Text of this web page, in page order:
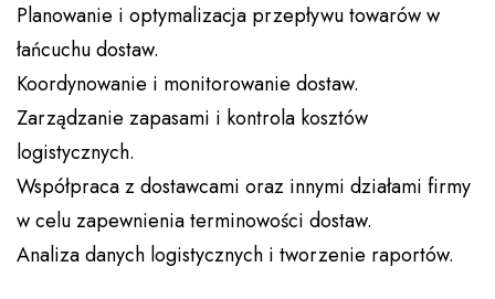
Planowanie i optymalizacja przepływu towarów w
łańcuchu dostaw.
Koordynowanie i monitorowanie dostaw.
Zarządzanie zapasami i kontrola kosztów
logistycznych.
Współpraca z dostawcami oraz innymi działami firmy
w celu zapewnienia terminowości dostaw.
Analiza danych logistycznych i tworzenie raportów.